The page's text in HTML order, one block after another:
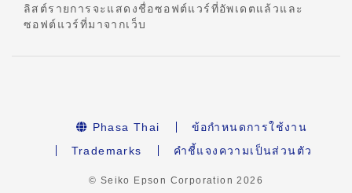
ลิสต์รายการจะแสดงชื่อซอฟต์แวร์ที่อัพเดตแล้วและ
ซอฟต์แวร์ที่มาจากเว็บ
Phasa Thai
ข้อกำหนดการใช้งาน
Trademarks
คำชี้แจงความเป็นส่วนตัว
© Seiko Epson Corporation2026